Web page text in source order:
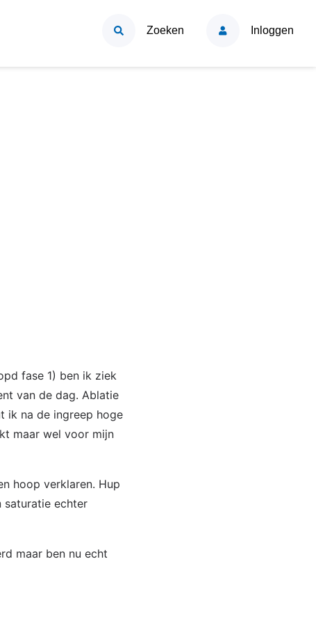
Zoeken Inloggen
fase 1) ben ik ziek
van de dag. Ablatie
ik na de ingreep hoge
maar wel voor mijn
hoop verklaren. Hup
echter
maar ben nu echt